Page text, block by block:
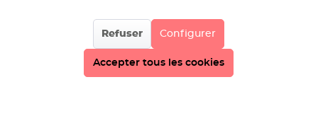
Refuser Configurer
Accepter tous les cookies